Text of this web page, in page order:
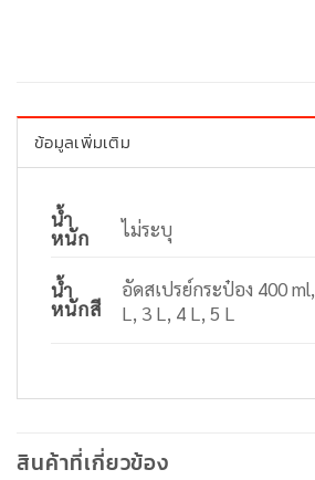
ข้อมูลเพิ่มเติม
น้ำ
หนัก ไม่ระบุ
น้ำ
หนักสี
อัดสเปรย์กระป๋อง 400
L, 3 L, 4 L, 5 L
สินค้าที่เกี่ยวข้อง